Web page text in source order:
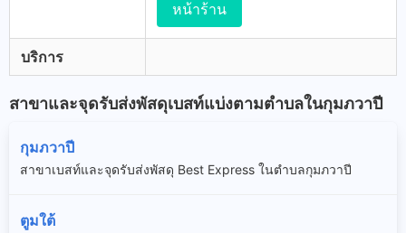
หน้าร้าน
บริการ
สาขาและจุดรับส่งพัสดุเบสท์แบ่งตามตำบลในกุมภวาปี
กุมภวาปี
สาขาเบสท์และจุดรับส่งพัสดุ Best Express ในตำบลกุมภวาปี
ตูมใต้